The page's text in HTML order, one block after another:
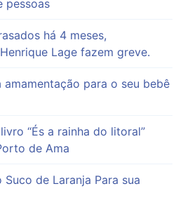
pessoas
há 4 meses,
Lage fazem greve.
amamentação para o seu bebê
“És a rainha do litoral”
de Ama
Suco de Laranja Para sua